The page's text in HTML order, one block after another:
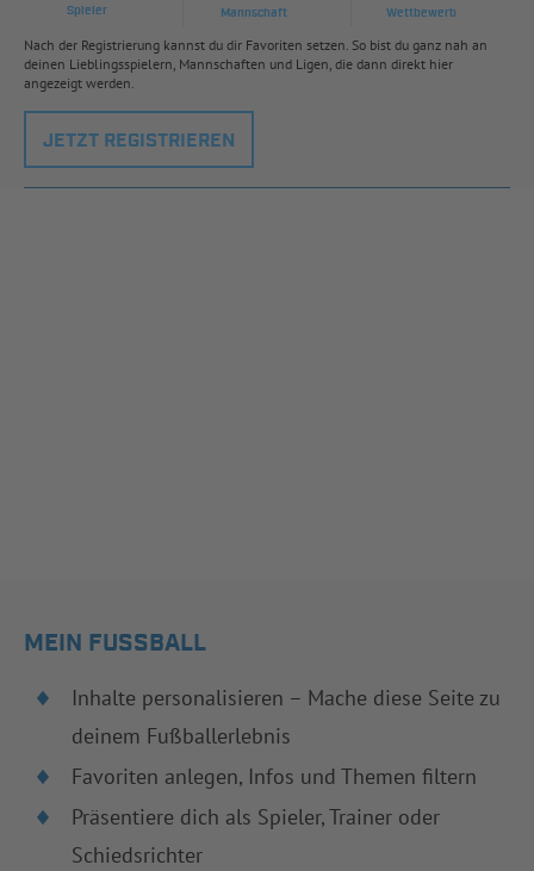
Spieler Mannschaft Wettbewerb
Nach der Registrierung kannst du dir Favoriten setzen. So bist du ganz nah an
deinen Lieblingsspielern, Mannschaften und Ligen, die dann direkt hier
angezeigt werden.
JETZT REGISTRIEREN
MEIN FUSSBALL
Inhalte personalisieren – Mache diese Seite zu
deinem Fußballerlebnis
Favoriten anlegen, Infos und Themen filtern
Präsentiere dich als Spieler, Trainer oder
Schiedsrichter